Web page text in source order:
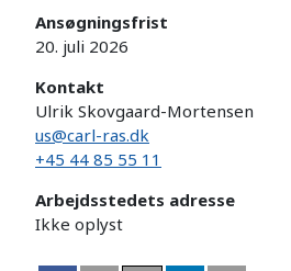
Ansøgningsfrist
20. juli 2026
Kontakt
Ulrik Skovgaard-Mortensen
us@carl-ras.dk
+45 44 85 55 11
Arbejdsstedets adresse
Ikke oplyst